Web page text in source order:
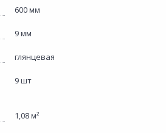
600 мм
9 мм
глянцевая
9 шт
1,08 м²